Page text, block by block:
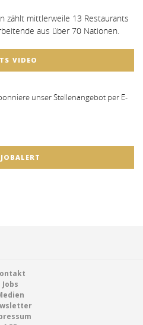
zählt mittlerweile 13 Restaurants
aus über 70 Nationen.
VIDEO
unser Stellenangebot per E-
Jobs